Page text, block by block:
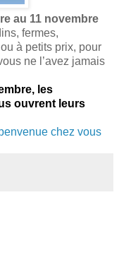
au 11 novembre
fermes,
à petits prix, pour
ne l’avez jamais
les
ouvrent leurs
chez vous